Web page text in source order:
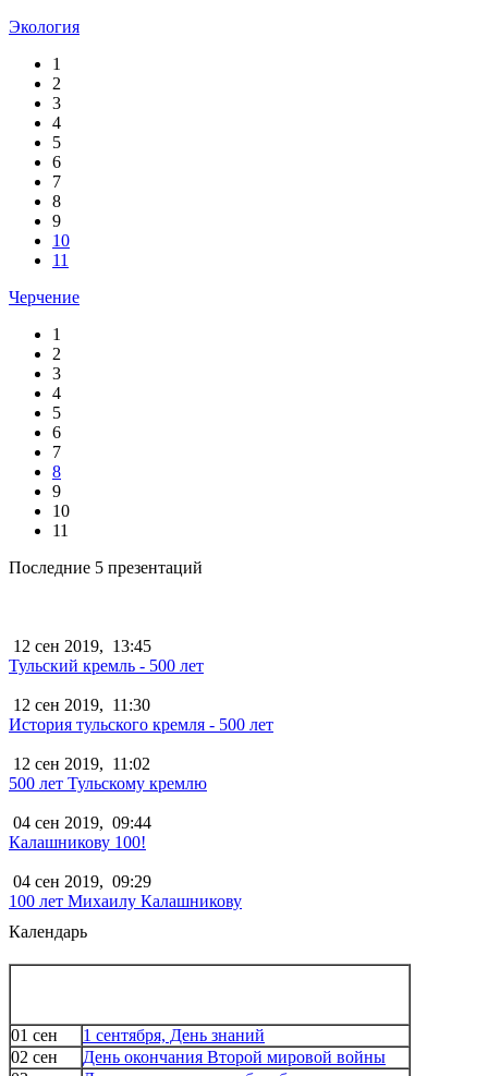
Экология
1
2
3
4
5
6
7
8
9
10
11
Черчение
1
2
3
4
5
6
7
8
9
10
11
Последние 5 презентаций
12 сен 2019, 13:45
Тульский кремль - 500 лет
12 сен 2019, 11:30
История тульского кремля - 500 лет
12 сен 2019, 11:02
500 лет Тульскому кремлю
04 сен 2019, 09:44
Калашникову 100!
04 сен 2019, 09:29
100 лет Михаилу Калашникову
Календарь
01 сен
1 сентября, День знаний
02 сен
День окончания Второй мировой войны